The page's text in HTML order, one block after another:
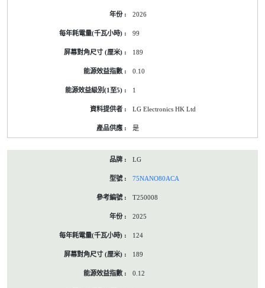
2026
99
189
0.10
1
LG Electronics HK Ltd
是
LG
75NANO80ACA
T250008
2025
124
189
0.12